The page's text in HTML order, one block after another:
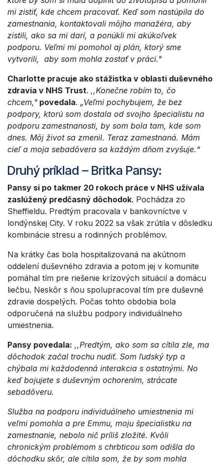
mi zistiť, kde chcem pracovať. Keď som nastúpila do
zamestnania, kontaktovali môjho manažéra, aby
zistili, ako sa mi darí, a ponúkli mi akúkoľvek
podporu. Veľmi mi pomohol aj plán, ktorý sme
vytvorili, aby som mohla zostať v práci."
Charlotte pracuje ako stážistka v oblasti duševného
zdravia v NHS Trust. ,,Konečne robím to, čo
chcem," povedala. „Veľmi pochybujem, že bez
podpory, ktorú som dostala od svojho špecialistu na
podporu zamestnanosti, by som bola tam, kde som
dnes. Môj život sa zmenil. Teraz zamestnaná. Mám
cieľ a moja sebadôvera sa každým dňom zvyšuje.“
Druhý príklad – Britka Pansy:
Pansy si po takmer 20 rokoch práce v NHS užívala
zaslúžený predčasný dôchodok. Pochádza zo
Sheffieldu. Predtým pracovala v bankovníctve v
londýnskej City. V roku 2022 sa však zrútila v dôsledku
kombinácie stresu a rodinných problémov.
Na krátky čas bola hospitalizovaná na akútnom
oddelení duševného zdravia a potom jej v komunite
pomáhal tím pre riešenie krízových situácií a domácu
liečbu. Neskôr s ňou spolupracoval tím pre duševné
zdravie dospelých. Počas tohto obdobia bola
odporučená na službu podpory individuálneho
umiestnenia.
Pansy povedala: ,,Predtým, ako som sa cítila zle, ma
dôchodok začal trochu nudiť. Som ľudský typ a
chýbala mi každodenná interakcia s ostatnými. No
keď bojujete s duševným ochorením, strácate
sebadôveru.
Služba na podporu individuálneho umiestnenia mi
veľmi pomohla a pre Emmu, moju špecialistku na
zamestnanie, nebolo nič príliš zložité. Kvôli
chronickým problémom s chrbticou som odišla do
dôchodku skôr, ale cítila som, že by som mohla